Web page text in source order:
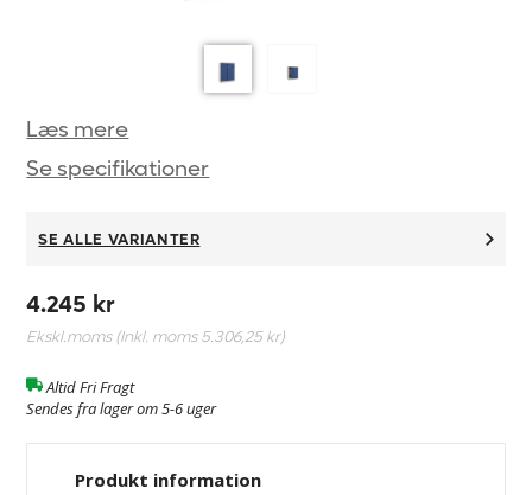
Læs mere
Se specifikationer
SE ALLE VARIANTER
4.245 kr
Ekskl.moms (Inkl. moms5.306,25 kr)
Altid Fri Fragt
Sendes fra lager om 5-6 uger
Produkt information